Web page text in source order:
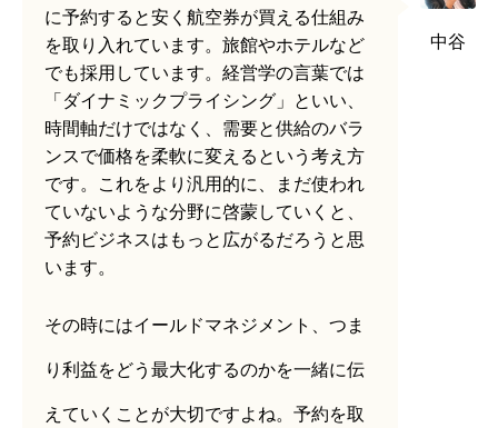
に予約すると安く航空券が買える仕組み
を取り入れています。旅館やホテルなど
でも採用しています。経営学の言葉では
「ダイナミックプライシング」といい、
時間軸だけではなく、需要と供給のバラ
ンスで価格を柔軟に変えるという考え方
です。これをより汎用的に、まだ使われ
ていないような分野に啓蒙していくと、
予約ビジネスはもっと広がるだろうと思
います。
その時にはイールドマネジメント、つま
り利益をどう最大化するのかを一緒に伝
えていくことが大切ですよね。予約を取
中谷